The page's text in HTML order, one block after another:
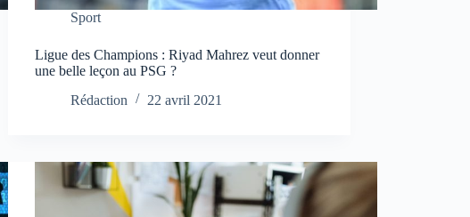
Sport
Ligue des Champions : Riyad Mahrez veut donner
une belle leçon au PSG ?
Rédaction
22 avril 2021